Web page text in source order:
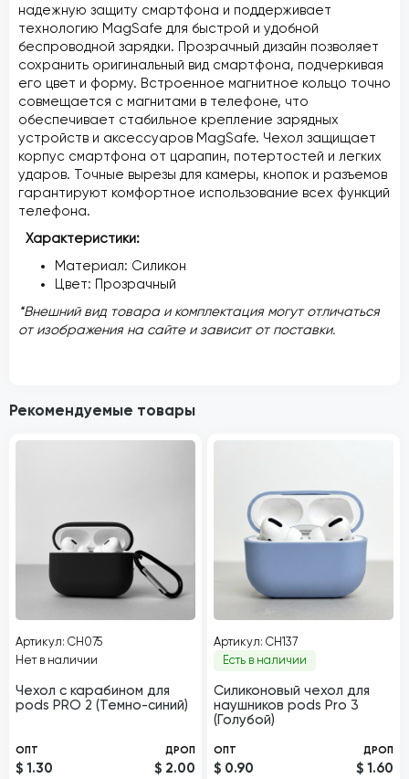
надежную защиту смартфона и поддерживает
технологию MagSafe для быстрой и удобной
беспроводной зарядки. Прозрачный дизайн позволяет
сохранить оригинальный вид смартфона, подчеркивая
его цвет и форму. Встроенное магнитное кольцо точно
совмещается с магнитами в телефоне, что
обеспечивает стабильное крепление зарядных
устройств и аксессуаров MagSafe. Чехол защищает
корпус смартфона от царапин, потертостей и легких
ударов. Точные вырезы для камеры, кнопок и разъемов
гарантируют комфортное использование всех функций
телефона.
Характеристики:
Материал: Силикон
Цвет: Прозрачный
*Внешний вид товара и комплектация могут отличаться
от изображения на сайте и зависит от поставки.
Рекомендуемые товары
Артикул: CH075
Нет в наличии
Чехол с карабином для
pods PRO 2 (Темно-синий)
ОПТ
$ 1.30
ДРОП
$ 2.00
Артикул: CH137
Есть в наличии
Силиконовый чехол для
наушников pods Pro 3
(Голубой)
ОПТ
$ 0.90
ДРОП
$ 1.60